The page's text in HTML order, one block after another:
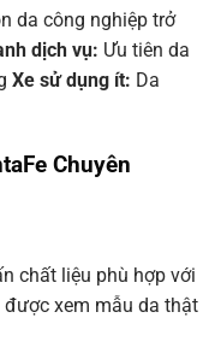
da công nghiệp trở
dịch vụ: Ưu tiên da
Xe sử dụng ít: Da
Chuyên
chất liệu phù hợp với
được xem mẫu da thật